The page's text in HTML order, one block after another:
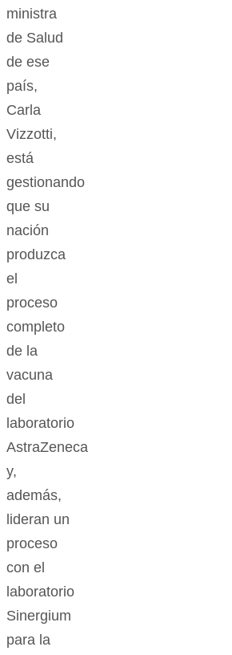
ministra
de Salud
de ese
país,
Carla
Vizzotti,
está
gestionando
que su
nación
produzca
el
proceso
completo
de la
vacuna
del
laboratorio
AstraZeneca
y,
además,
lideran un
proceso
con el
laboratorio
Sinergium
para la